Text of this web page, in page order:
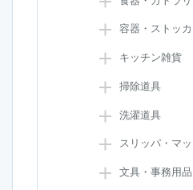
容器・ストッ
キッチン雑貨
掃除道具
洗濯道具
スリッパ・マッ
文具・事務用品